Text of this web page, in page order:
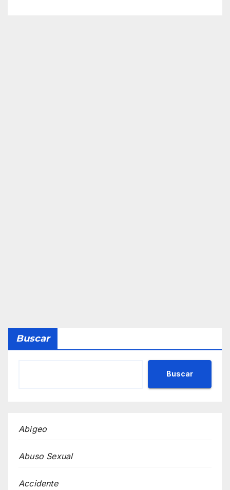
Buscar
Buscar
Abigeo
Abuso Sexual
Accidente